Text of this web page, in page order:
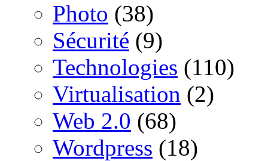
Photo (38)
Sécurité (9)
Technologies (110)
Virtualisation (2)
Web 2.0 (68)
Wordpress (18)